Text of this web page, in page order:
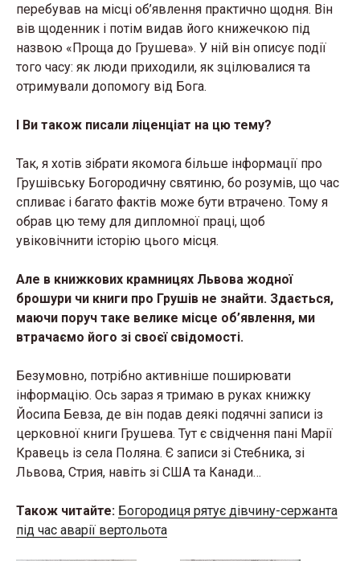
перебував на місці об’явлення практично щодня. Він
вів щоденник і потім видав його книжечкою під
назвою «Проща до Грушева». У ній він описує події
того часу: як люди приходили, як зцілювалися та
отримували допомогу від Бога.
І Ви також писали ліценціат на цю тему?
Так, я хотів зібрати якомога більше інформації про
Грушівську Богородичну святиню, бо розумів, що час
спливає і багато фактів може бути втрачено. Тому я
обрав цю тему для дипломної праці, щоб
увіковічнити історію цього місця.
Але в книжкових крамницях Львова жодної
брошури чи книги про Грушів не знайти. Здається,
маючи поруч таке велике місце об’явлення, ми
втрачаємо його зі своєї свідомості.
Безумовно, потрібно активніше поширювати
інформацію. Ось зараз я тримаю в руках книжку
Йосипа Бевза, де він подав деякі подячні записи із
церковної книги Грушева. Тут є свідчення пані Марії
Кравець із села Поляна. Є записи зі Стебника, зі
Львова, Стрия, навіть зі США та Канади…
Також читайте: Богородиця рятує дівчину-сержанта
під час аварії вертольота